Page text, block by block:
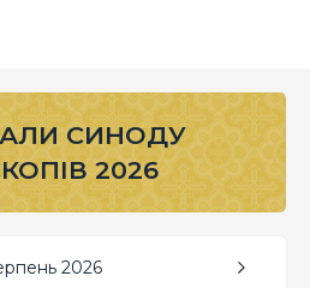
СИНОДУ
2026
2026